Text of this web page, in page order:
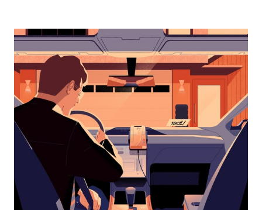
de
te
openen
een
datum
te
selecteren.
Druk
Escape
agenda
te
sluiten.